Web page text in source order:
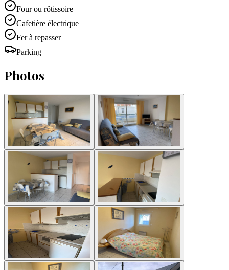
Four ou rôtissoire
Cafetière électrique
Fer à repasser
Parking
Photos